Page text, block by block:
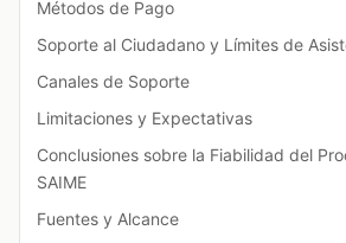
Métodos de Pago
Soporte al Ciudadano y Límites de
Canales de Soporte
Limitaciones y Expectativas
Conclusiones sobre la Fiabilidad del
SAIME
Fuentes y Alcance